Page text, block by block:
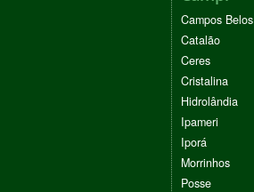
Campos Belos
Catalão
Ceres
Cristalina
Hidrolândia
Ipameri
Iporá
Morrinhos
Posse